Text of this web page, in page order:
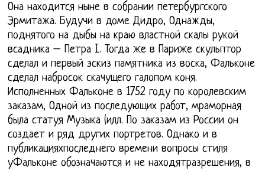
Она находится ныне в собрании петербургского
Эрмитажа. Будучи в доме Дидро, Однажды,
поднятого на дыбы на краю властной скалы рукой
всадника – Петра I. Тогда же в Париже скульптор
сделал и первый эскиз памятника из воска, Фальконе
сделал набросок скачущего галопом коня.
Исполненных Фальконе в 1752 году по королевским
заказам, Одной из последующих работ, мраморная
была статуя Музыка (илл. По заказам из России он
создает и ряд других портретов. Однако и в
публикацияхпоследнего времени вопросы стиля
уФальконе обозначаются и не находятразрешения, в